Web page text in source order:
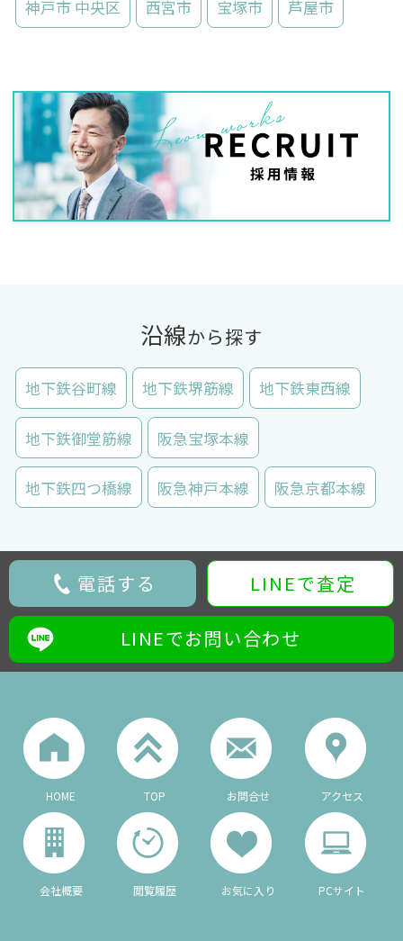
神戸市 中央区 西宮市 宝塚市 芦屋市
沿線から探す
地下鉄谷町線 地下鉄堺筋線 地下鉄東西線
地下鉄御堂筋線 阪急宝塚本線
地下鉄四つ橋線 阪急神戸本線 阪急京都本線
電話する LINEで査定
LINEでお問い合わせ
HOME TOP お問合せ アクセス
会社概要 閲覧履歴 お気に入り PCサイト